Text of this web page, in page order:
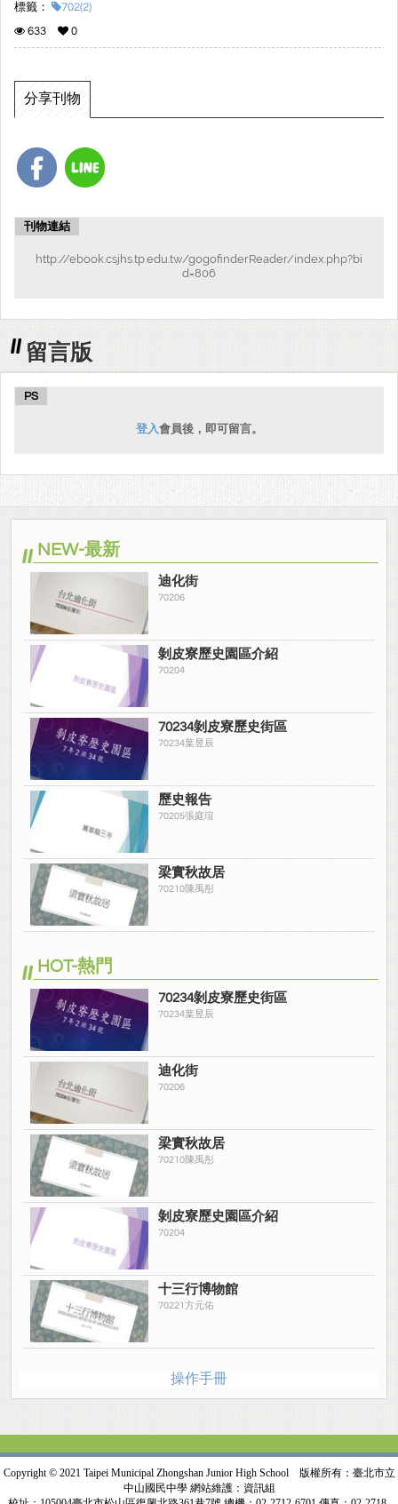
標籤：
702(2)
633
0
分享刊物
刊物連結
http://ebook.csjhs.tp.edu.tw/gogofinderReader/index.php?bi
d=806
留言版
PS
登入會員後，即可留言。
NEW-最新
迪化街
70206
剝皮寮歷史園區介紹
70204
70234剝皮寮歷史街區
70234葉昱辰
歷史報告
70205張庭瑄
梁實秋故居
70210陳禹彤
HOT-熱門
70234剝皮寮歷史街區
70234葉昱辰
迪化街
70206
梁實秋故居
70210陳禹彤
剝皮寮歷史園區介紹
70204
十三行博物館
70221方元佑
操作手冊
Copyright © 2021 Taipei Municipal Zhongshan Junior High School 版權所有：臺北市立
中山國民中學 網站維護：資訊組